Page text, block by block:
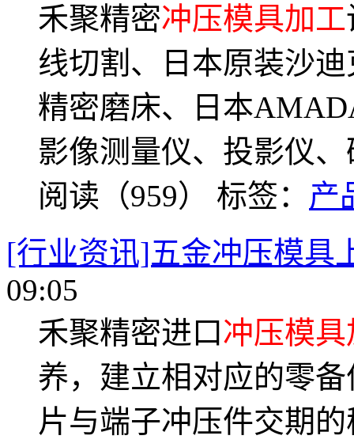
禾聚精密冲压模具加工
线切割、日本原装沙
精密磨床、日本
影像测量仪、投影仪
阅读（959） 标签： 产
[行业资讯]五金冲压模具
09:05
禾聚精密进口冲压模具
养，建立相对应的零
片与端子冲压件交期